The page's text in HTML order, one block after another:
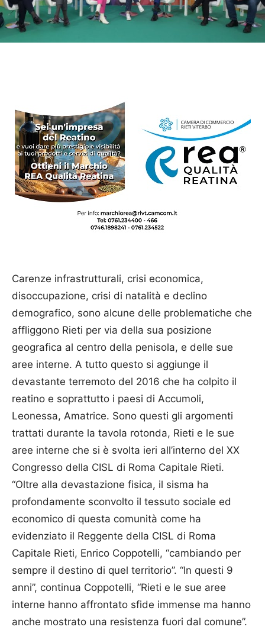
Carenze infrastrutturali, crisi economica,
disoccupazione, crisi di natalità e declino
demografico, sono alcune delle problematiche che
affliggono Rieti per via della sua posizione
geografica al centro della penisola, e delle sue
aree interne. A tutto questo si aggiunge il
devastante terremoto del 2016 che ha colpito il
reatino e soprattutto i paesi di Accumoli,
Leonessa, Amatrice. Sono questi gli argomenti
trattati durante la tavola rotonda, Rieti e le sue
aree interne che si è svolta ieri all’interno del XX
Congresso della CISL di Roma Capitale Rieti.
“Oltre alla devastazione fisica, il sisma ha
profondamente sconvolto il tessuto sociale ed
economico di questa comunità come ha
evidenziato il Reggente della CISL di Roma
Capitale Rieti, Enrico Coppotelli, “cambiando per
sempre il destino di quel territorio”. “In questi 9
anni”, continua Coppotelli, “Rieti e le sue aree
interne hanno affrontato sfide immense ma hanno
anche mostrato una resistenza fuori dal comune”.